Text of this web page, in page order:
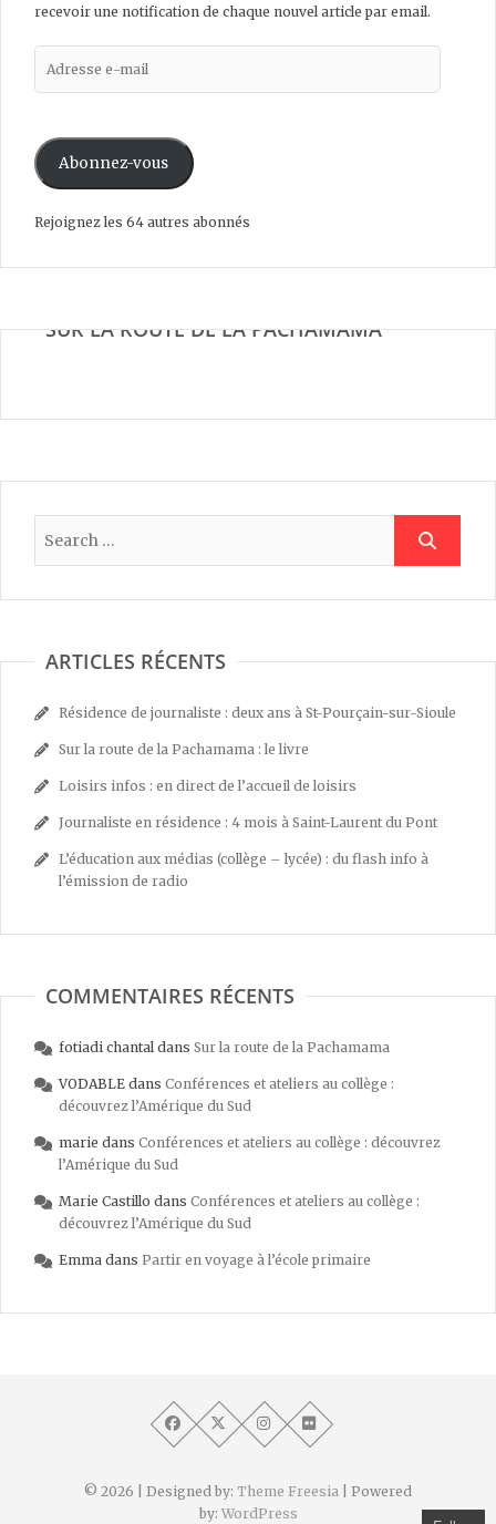
recevoir une notification de chaque nouvel article par email.
Abonnez-vous
Rejoignez les 64 autres abonnés
SUR LA ROUTE DE LA PACHAMAMA
ARTICLES RÉCENTS
Résidence de journaliste : deux ans à St-Pourçain-sur-Sioule
Sur la route de la Pachamama : le livre
Loisirs infos : en direct de l’accueil de loisirs
Journaliste en résidence : 4 mois à Saint-Laurent du Pont
L’éducation aux médias (collège – lycée) : du flash info à
l’émission de radio
COMMENTAIRES RÉCENTS
fotiadi chantal dans Sur la route de la Pachamama
VODABLE dans Conférences et ateliers au collège :
découvrez l’Amérique du Sud
marie dans Conférences et ateliers au collège : découvrez
l’Amérique du Sud
Marie Castillo dans Conférences et ateliers au collège :
découvrez l’Amérique du Sud
Emma dans Partir en voyage à l’école primaire
© 2026 | Designed by: Theme Freesia | Powered
by: WordPress